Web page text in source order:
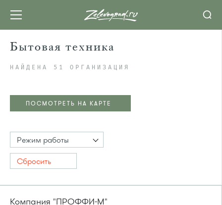
Бытовая техника
НАЙДЕНА 51 ОРГАНИЗАЦИЯ
ПОСМОТРЕТЬ НА КАРТЕ
Режим работы
Сбросить
Компания "ПРОФФИ-М"